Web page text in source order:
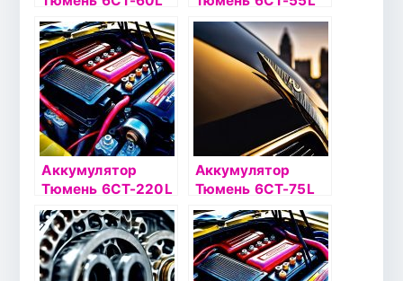
STANDARD о/п
STANDARD о/п
Аккумулятор
Тюмень 6СТ-220L
PREMIUM о/п
Аккумулятор
Тюмень 6СТ-75L
STANDARD